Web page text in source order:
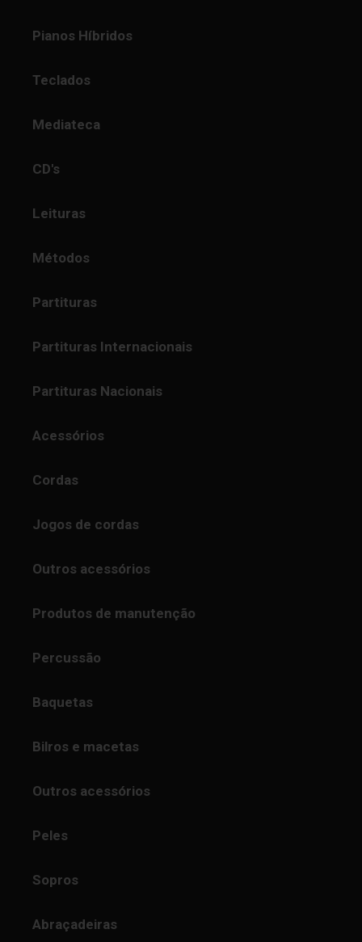
Pianos Híbridos
Teclados
Mediateca
CD's
Leituras
Métodos
Partituras
Partituras Internacionais
Partituras Nacionais
Acessórios
Cordas
Jogos de cordas
Outros acessórios
Produtos de manutenção
Percussão
Baquetas
Bilros e macetas
Outros acessórios
Peles
Sopros
Abraçadeiras